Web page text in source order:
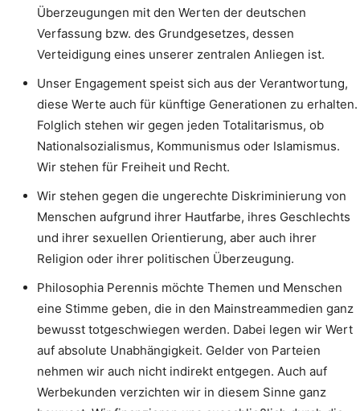
Überzeugungen mit den Werten der deutschen
Verfassung bzw. des Grundgesetzes, dessen
Verteidigung eines unserer zentralen Anliegen ist.
Unser Engagement speist sich aus der Verantwortung,
diese Werte auch für künftige Generationen zu erhalten.
Folglich stehen wir gegen jeden Totalitarismus, ob
Nationalsozialismus, Kommunismus oder Islamismus.
Wir stehen für Freiheit und Recht.
Wir stehen gegen die ungerechte Diskriminierung von
Menschen aufgrund ihrer Hautfarbe, ihres Geschlechts
und ihrer sexuellen Orientierung, aber auch ihrer
Religion oder ihrer politischen Überzeugung.
Philosophia Perennis möchte Themen und Menschen
eine Stimme geben, die in den Mainstreammedien ganz
bewusst totgeschwiegen werden. Dabei legen wir Wert
auf absolute Unabhängigkeit. Gelder von Parteien
nehmen wir auch nicht indirekt entgegen. Auch auf
Werbekunden verzichten wir in diesem Sinne ganz